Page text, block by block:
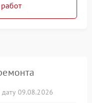
09.08.2026